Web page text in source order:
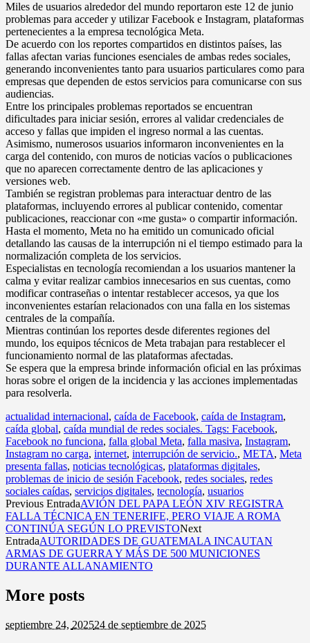
Miles de usuarios alrededor del mundo reportaron este 12 de junio
problemas para acceder y utilizar Facebook e Instagram, plataformas
pertenecientes a la empresa tecnológica Meta.
De acuerdo con los reportes compartidos en distintos países, las
fallas afectan varias funciones esenciales de ambas redes sociales,
generando inconvenientes tanto para usuarios particulares como para
empresas que dependen de estos servicios para comunicarse con sus
audiencias.
Entre los principales problemas reportados se encuentran
dificultades para iniciar sesión, errores al validar credenciales de
acceso y fallas que impiden el ingreso normal a las cuentas.
Asimismo, numerosos usuarios informaron inconvenientes en la
carga del contenido, con muros de noticias vacíos o publicaciones
que no aparecen correctamente dentro de las aplicaciones y
versiones web.
También se registran problemas para interactuar dentro de las
plataformas, incluyendo errores al publicar contenido, comentar
publicaciones, reaccionar con «me gusta» o compartir información.
Hasta el momento, Meta no ha emitido un comunicado oficial
detallando las causas de la interrupción ni el tiempo estimado para la
normalización completa de los servicios.
Especialistas en tecnología recomiendan a los usuarios mantener la
calma y evitar realizar cambios innecesarios en sus cuentas, como
modificar contraseñas o intentar restablecer accesos, ya que los
inconvenientes estarían relacionados con una falla en los sistemas
centrales de la compañía.
Mientras continúan los reportes desde diferentes regiones del
mundo, los equipos técnicos de Meta trabajan para restablecer el
funcionamiento normal de las plataformas afectadas.
Se espera que la empresa brinde información oficial en las próximas
horas sobre el origen de la incidencia y las acciones implementadas
para resolverla.
actualidad internacional, caída de Facebook, caída de Instagram,
caída global, caída mundial de redes sociales. Tags: Facebook,
Facebook no funciona, falla global Meta, falla masiva, Instagram,
Instagram no carga, internet, interrupción de servicio., META, Meta
presenta fallas, noticias tecnológicas, plataformas digitales,
problemas de inicio de sesión Facebook, redes sociales, redes
sociales caídas, servicios digitales, tecnología, usuarios
Previous EntradaAVIÓN DEL PAPA LEÓN XIV REGISTRA
FALLA TÉCNICA EN TENERIFE, PERO VIAJE A ROMA
CONTINÚA SEGÚN LO PREVISTONext
EntradaAUTORIDADES DE GUATEMALA INCAUTAN
ARMAS DE GUERRA Y MÁS DE 500 MUNICIONES
DURANTE ALLANAMIENTO
More posts
septiembre 24, 202524 de septiembre de 2025